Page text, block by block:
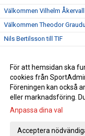
Välkommen Vilhelm
Välkommen Theodor
Nils Bertilsson till TIF
Pierre Krantz fortsätter
Träningen drar igång
Gå till
För att hemsidan ska
cookies från
Föreningen kan också
eller marknadsföring.
Anpassa dina val
Acceptera